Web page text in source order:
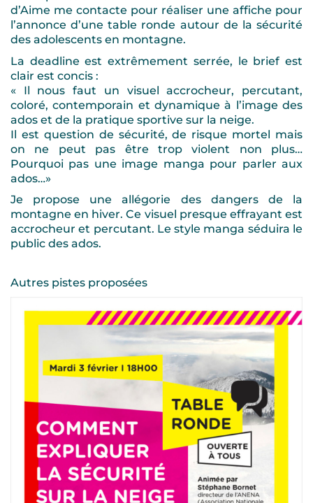
d’Aime me contacte pour réaliser une affiche pour
l’annonce d’une table ronde autour de la sécurité
des adolescents en montagne.
La deadline est extrêmement serrée, le brief est
clair est concis :
« Il nous faut un visuel accrocheur, percutant,
coloré, contemporain et dynamique à l’image des
ados et de la pratique sportive sur la neige.
Il est question de sécurité, de risque mortel mais
on ne peut pas être trop violent non plus…
Pourquoi pas une image manga pour parler aux
ados…»
Je propose une allégorie des dangers de la
montagne en hiver. Ce visuel presque effrayant est
accrocheur et percutant. Le style manga séduira le
public des ados.
Autres pistes proposées